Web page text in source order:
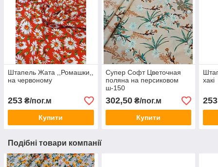
Штапель Жата ,,Ромашки,,
на червоному
253 ₴/пог.м
Купити
Супер Софт Цветочная
поляна на персиковом
ш-150
302,50₴/пог.м
Купити
хакі
253
Подібні товари компанії